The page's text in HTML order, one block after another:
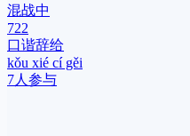
混战中
722
口谐辞给
kǒu xié cí gěi
7人参与